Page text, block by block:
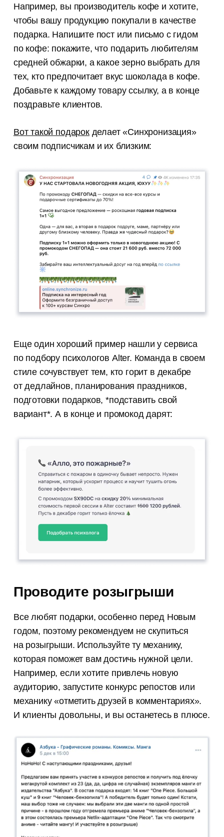
Например, вы производитель кофе и хотите,
чтобы вашу продукцию покупали в качестве
подарка. Напишите пост или письмо с гидом
по кофе: покажите, что подарить любителям
средней обжарки, а какое зерно выбрать для
тех, кто предпочитает вкус шоколада в кофе.
Добавьте к каждому товару ссылку, а в конце
поздравьте клиентов.
Вот такой подарокделает «Синхронизация»
своим подписчикам и их близким:
Еще один хороший пример нашли у сервиса
по подбору психологов Alter. Команда в своем
стиле сочувствует тем, кто горит в декабре
от дедлайнов, планирования праздников,
подготовки подарков, *подставить свой
вариант*. А в конце и промокод дарят:
Проводите розыгрыши
Все любят подарки, особенно перед Новым
годом, поэтому рекомендуем не скупиться
на розыгрыши. Используйте ту механику,
которая поможет вам достичь нужной цели.
Например, если хотите привлечь новую
аудиторию, запустите конкурс репостов или
механику «отметить друзей в комментариях».
И клиенты довольны, и вы останетесь в плюсе.